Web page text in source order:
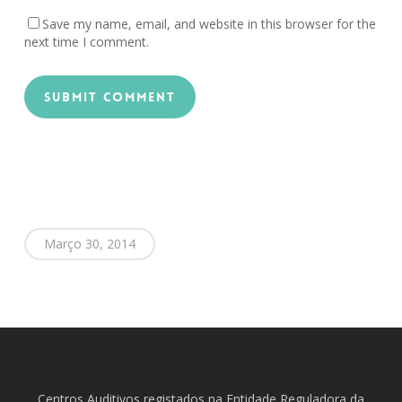
Save my name, email, and website in this browser for the
next time I comment.
Março 30, 2014